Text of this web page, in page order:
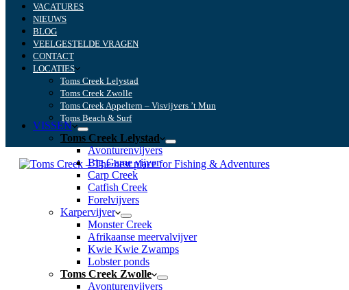
VACATURES
NIEUWS
BLOG
VEELGESTELDE VRAGEN
CONTACT
LOCATIES
Toms Creek Lelystad
Toms Creek Zwolle
Toms Creek Appeltern – Visvijvers ’t Mun
Toms Beach & Surf
VISSEN
Toms Creek Lelystad
Avonturenvijvers
Big Game vijver
Carp Creek
Catfish Creek
Forelvijvers
Karpervijver
Monster Creek
Afrikaanse meervalvijver
Kwie Kwie Zwamps
Lobster ponds
Toms Creek Zwolle
Avonturenvijvers